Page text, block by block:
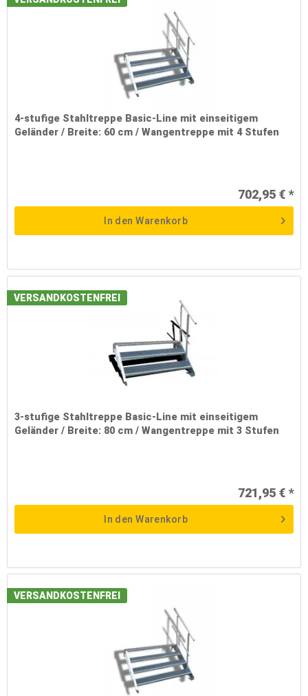
4-stufige Stahltreppe Basic-Line mit einseitigem
Geländer / Breite: 60 cm / Wangentreppe mit 4 Stufen
702,95 € *
In den Warenkorb
VERSANDKOSTENFREI
3-stufige Stahltreppe Basic-Line mit einseitigem
Geländer / Breite: 80 cm / Wangentreppe mit 3 Stufen
721,95 € *
In den Warenkorb
VERSANDKOSTENFREI